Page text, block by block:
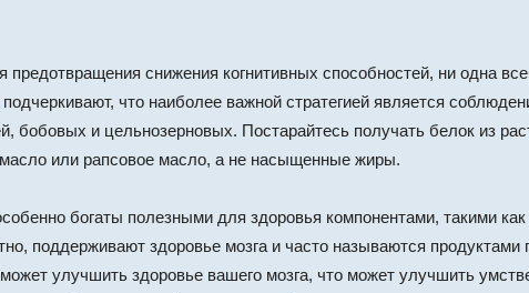
снижения когнитивных способностей, ни одна
что наиболее важной стратегией является
бобовых и цельнозерновых. Постарайтесь получать белок из
или рапсовое масло, а не насыщенные жиры.
богаты полезными для здоровья компонентами, такими
поддерживают здоровье мозга и часто называются продуктами
улучшить здоровье вашего мозга, что может улучшить